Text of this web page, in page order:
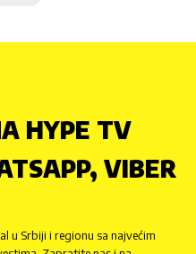
HYPE TV
VIBER
u Srbiji i regionu sa najvećim